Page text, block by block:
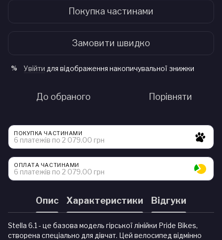
Покупка частинами
Замовити швидко
% Увійти для відображення накопичувальної знижки
До обраного Порівняти
ПОКУПКА ЧАСТИНАМИ
6 платежів по 2 079.00 грн
ОПЛАТА ЧАСТИНАМИ
6 платежів по 2 079.00 грн
Опис Характеристики Відгуки
Stella 6.1 - це базова модель гірської лінійки Pride Bikes,
створена спеціально для дівчат. Цей велосипед відмінно